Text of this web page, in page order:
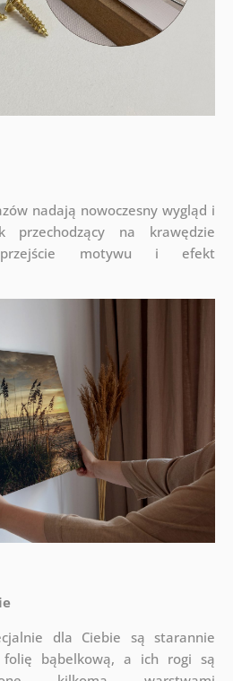
nadają nowoczesny wygląd i
przechodzący na krawędzie
przejście motywu i efekt
dla Ciebie są starannie
folię bąbelkową, a ich rogi są